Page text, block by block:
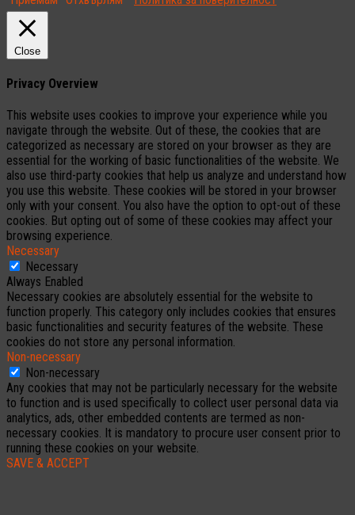
Close
Privacy Overview
This website uses cookies to improve your experience while you
navigate through the website. Out of these, the cookies that are
categorized as necessary are stored on your browser as they are
essential for the working of basic functionalities of the website. We
also use third-party cookies that help us analyze and understand how
you use this website. These cookies will be stored in your browser
only with your consent. You also have the option to opt-out of these
cookies. But opting out of some of these cookies may affect your
browsing experience.
Necessary
Necessary
Always Enabled
Necessary cookies are absolutely essential for the website to
function properly. This category only includes cookies that ensures
basic functionalities and security features of the website. These
cookies do not store any personal information.
Non-necessary
Non-necessary
Any cookies that may not be particularly necessary for the website
to function and is used specifically to collect user personal data via
analytics, ads, other embedded contents are termed as non-
necessary cookies. It is mandatory to procure user consent prior to
running these cookies on your website.
SAVE & ACCEPT